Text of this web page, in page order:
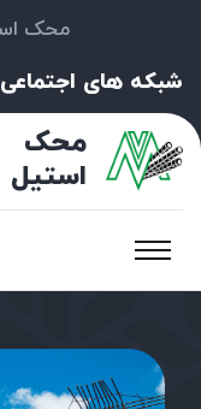
محک
شبکه های اجتماعی
محک
استیل